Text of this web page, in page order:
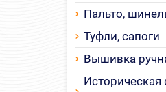
Пальто,
Туфли, сапоги
Вышивка